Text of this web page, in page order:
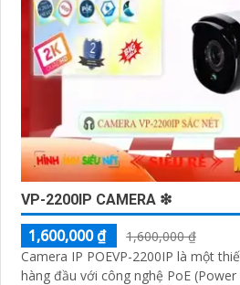
VP-2200IP CAMERA ❇
1,600,000 ₫
1,600,000 ₫
Camera IP POEVP-2200IP là một
hàng đầu với công nghệ PoE (Power